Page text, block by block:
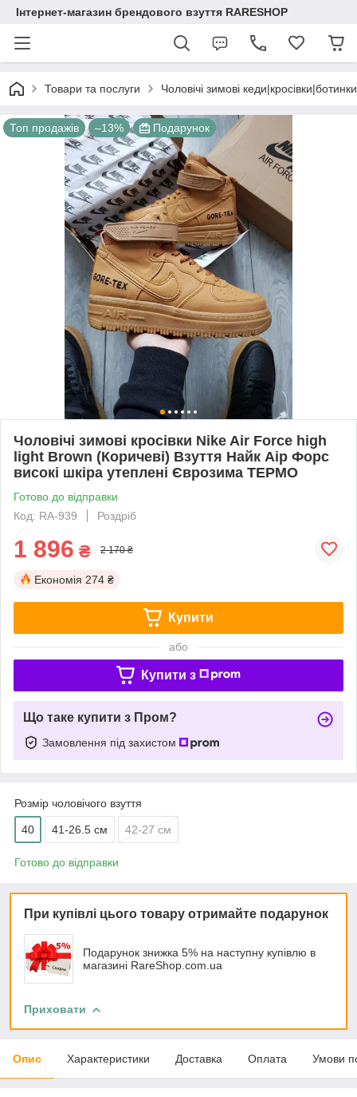
Інтернет-магазин брендового взуття RARESHOP
Товари та послуги Чоловічі зимові кеди|кросівки|ботинки
Топ продажів –13% Подарунок
Чоловічі зимові кросівки Nike Air Force high
light Brown (Коричеві) Взуття Найк Аір Форс
високі шкіра утеплені Єврозима ТЕРМО
Готово до відправки
Код: RA-939
Роздріб
1 896 ₴ 2 170 ₴
Економія 274 ₴
Купити
або
Купити з
Що таке купити з Пром?
Замовлення під захистом
Розмір чоловічого взуття
40 41-26.5 см 42-27 см
Готово до відправки
При купівлі цього товару отримайте подарунок
Подарунок знижка 5% на наступну купівлю в
магазині RareShop.com.ua
Приховати
Опис Характеристики Доставка Оплата Умови